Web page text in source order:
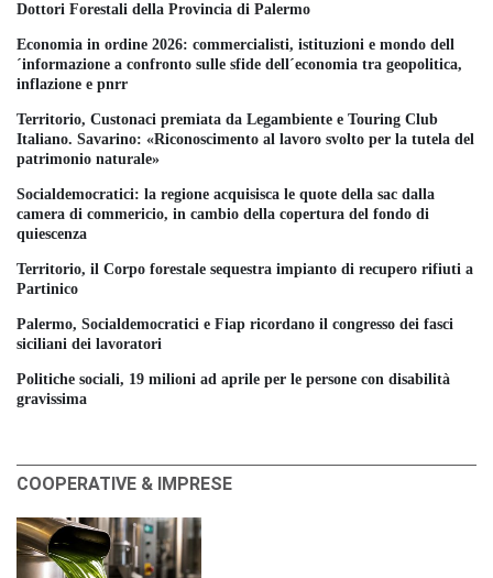
Dottori Forestali della Provincia di Palermo
Economia in ordine 2026: commercialisti, istituzioni e mondo dell
´informazione a confronto sulle sfide dell´economia tra geopolitica,
inflazione e pnrr
Territorio, Custonaci premiata da Legambiente e Touring Club
Italiano. Savarino: «Riconoscimento al lavoro svolto per la tutela del
patrimonio naturale»
Socialdemocratici: la regione acquisisca le quote della sac dalla
camera di commericio, in cambio della copertura del fondo di
quiescenza
Territorio, il Corpo forestale sequestra impianto di recupero rifiuti a
Partinico
Palermo, Socialdemocratici e Fiap ricordano il congresso dei fasci
siciliani dei lavoratori
Politiche sociali, 19 milioni ad aprile per le persone con disabilità
gravissima
COOPERATIVE & IMPRESE